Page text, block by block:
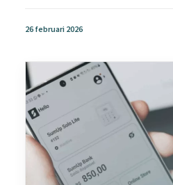
26 februari 2026